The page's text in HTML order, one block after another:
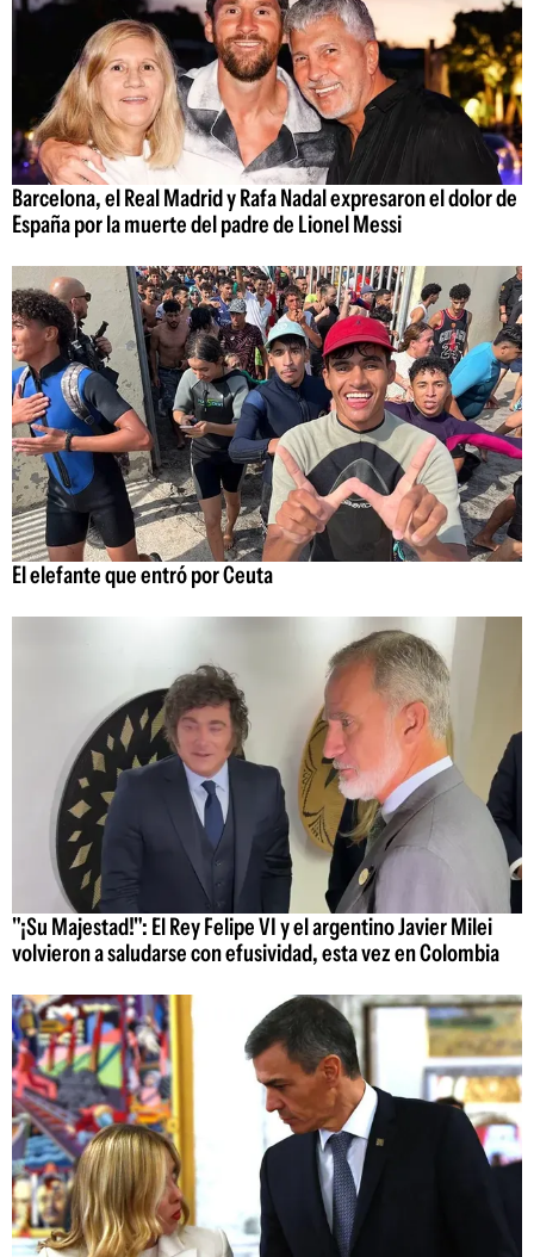
Barcelona, el Real Madrid y Rafa Nadal expresaron el dolor de
España por la muerte del padre de Lionel Messi
El elefante que entró por Ceuta
"¡Su Majestad!": El Rey Felipe VI y el argentino Javier Milei
volvieron a saludarse con efusividad, esta vez en Colombia